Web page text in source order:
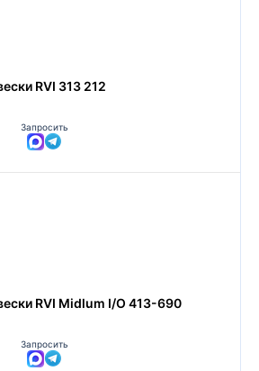
RVI 313 212
Запросить
RVI Midlum I/O 413-690
Запросить